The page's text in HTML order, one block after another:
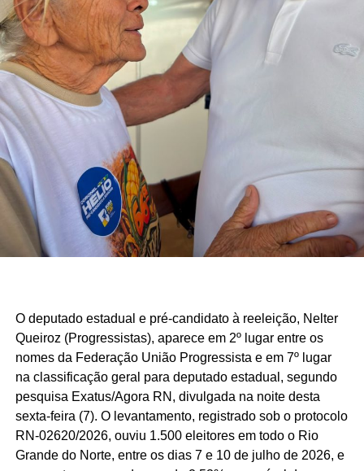
O deputado estadual e pré-candidato à reeleição, Nelter
Queiroz (Progressistas), aparece em 2º lugar entre os
nomes da Federação União Progressista e em 7º lugar
na classificação geral para deputado estadual, segundo
pesquisa Exatus/Agora RN, divulgada na noite desta
sexta-feira (7). O levantamento, registrado sob o protocolo
RN-02620/2026, ouviu 1.500 eleitores em todo o Rio
Grande do Norte, entre os dias 7 e 10 de julho de 2026, e